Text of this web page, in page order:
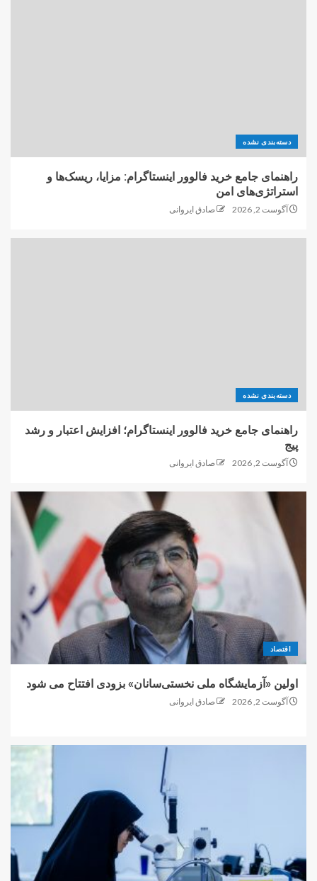
دسته‌بندی نشده
راهنمای جامع خرید فالوور اینستاگرام: مزایا، ریسک‌ها و
استراتژی‌های امن
آگوست 2, 2026 صادق ایروانی
دسته‌بندی نشده
راهنمای جامع خرید فالوور اینستاگرام؛ افزایش اعتبار و رشد
پیج
آگوست 2, 2026 صادق ایروانی
اقتصاد
اولین «آزمایشگاه ملی نخستی‌سانان» بزودی افتتاح می شود
آگوست 2, 2026 صادق ایروانی